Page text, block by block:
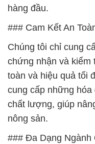
hàng đầu.
### Cam Kết An
Chúng tôi chỉ cung
chứng nhận và kiểm
toàn và hiệu quả tối
cung cấp những
chất lượng, giúp
nông sản.
### Đa Dạng Ngành